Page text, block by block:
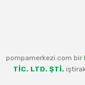
pompamerkezi.com bir
TİC. LTD. ŞTİ.